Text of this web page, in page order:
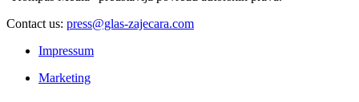
Contact us: press@glas-zajecara.com
Impressum
Marketing